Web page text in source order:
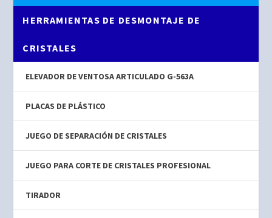
HERRAMIENTAS DE DESMONTAJE DE
CRISTALES
ELEVADOR DE VENTOSA ARTICULADO G-563A
PLACAS DE PLÁSTICO
JUEGO DE SEPARACIÓN DE CRISTALES
JUEGO PARA CORTE DE CRISTALES PROFESIONAL
TIRADOR